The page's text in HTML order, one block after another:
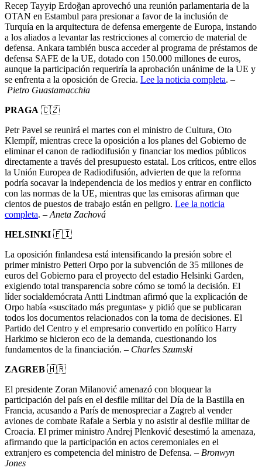
Recep Tayyip Erdoğan aprovechó una reunión parlamentaria de la
OTAN en Estambul para presionar a favor de la inclusión de
Turquía en la arquitectura de defensa emergente de Europa, instando
a los aliados a levantar las restricciones al comercio de material de
defensa. Ankara también busca acceder al programa de préstamos de
defensa SAFE de la UE, dotado con 150.000 millones de euros,
aunque la participación requeriría la aprobación unánime de la UE y
se enfrenta a la oposición de Grecia. Lee la noticia completa. –
Pietro Guastamacchia
PRAGA 🇨🇿
Petr Pavel se reunirá el martes con el ministro de Cultura, Oto
Klempíř, mientras crece la oposición a los planes del Gobierno de
eliminar el canon de radiodifusión y financiar los medios públicos
directamente a través del presupuesto estatal. Los críticos, entre ellos
la Unión Europea de Radiodifusión, advierten de que la reforma
podría socavar la independencia de los medios y entrar en conflicto
con las normas de la UE, mientras que las emisoras afirman que
cientos de puestos de trabajo están en peligro. Lee la noticia
completa. – Aneta Zachová
HELSINKI 🇫🇮
La oposición finlandesa está intensificando la presión sobre el
primer ministro Petteri Orpo por la subvención de 35 millones de
euros del Gobierno para el proyecto del estadio Helsinki Garden,
exigiendo total transparencia sobre cómo se tomó la decisión. El
líder socialdemócrata Antti Lindtman afirmó que la explicación de
Orpo había «suscitado más preguntas» y pidió que se publicaran
todos los documentos relacionados con la toma de decisiones. El
Partido del Centro y el empresario convertido en político Harry
Harkimo se hicieron eco de la demanda, cuestionando los
fundamentos de la financiación. – Charles Szumski
ZAGREB 🇭🇷
El presidente Zoran Milanović amenazó con bloquear la
participación del país en el desfile militar del Día de la Bastilla en
Francia, acusando a París de menospreciar a Zagreb al vender
aviones de combate Rafale a Serbia y no asistir al desfile militar de
Croacia. El primer ministro Andrej Plenković desestimó la amenaza,
afirmando que la participación en actos ceremoniales en el
extranjero es competencia del ministro de Defensa. – Bronwyn
Jones